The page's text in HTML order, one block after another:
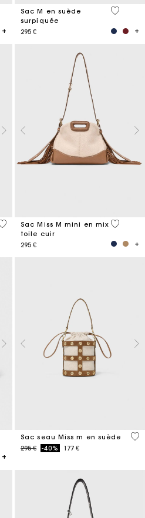
5 Customer Rating
Sac M en suède
surpiquée
295 €
5 out of
out of 5 Customer Rating
Sac Miss M mini en mix
toile cuir
295 €
4,2 out
of 5 Customer Rating
Sac seau Miss m en suède
Price reduced from
295 €to-40% 177 €
5